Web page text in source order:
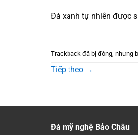
Đá xanh tự nhiên được
Trackback đã bị đóng, nhưng
Tiếp theo →
Đá mỹ nghệ Bảo Châu